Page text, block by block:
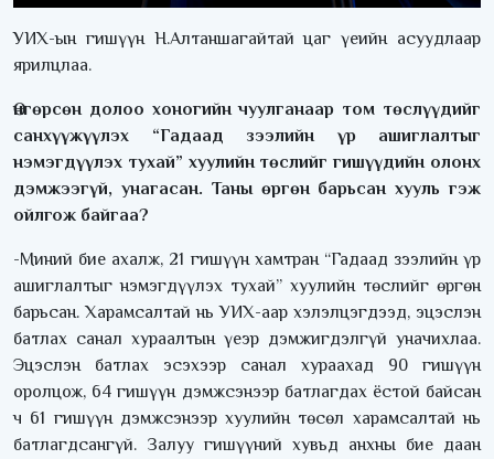
УИХ-ын гишүүн Н.Алтаншагайтай цаг үеийн асуудлаар
ярилцлаа.
Өнгөрсөн долоо хоногийн чуулганаар том төслүүдийг
санхүүжүүлэх “Гадаад зээлийн үр ашиглалтыг
нэмэгдүүлэх тухай” хуулийн төслийг гишүүдийн олонх
дэмжээгүй, унагасан. Таны өргөн барьсан хууль гэж
ойлгож байгаа?
-Миний бие ахалж, 21 гишүүн хамтран “Гадаад зээлийн үр
ашиглалтыг нэмэгдүүлэх тухай” хуулийн төслийг өргөн
барьсан. Харамсалтай нь УИХ-аар хэлэлцэгдээд, эцэслэн
батлах санал хураалтын үеэр дэмжигдэлгүй уначихлаа.
Эцэслэн батлах эсэхээр санал хураахад 90 гишүүн
оролцож, 64 гишүүн дэмжсэнээр батлагдах ёстой байсан
ч 61 гишүүн дэмжсэнээр хуулийн төсөл харамсалтай нь
батлагдсангүй. Залуу гишүүний хувьд анхны бие даан